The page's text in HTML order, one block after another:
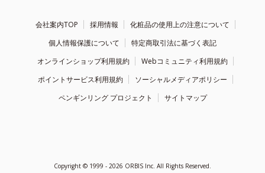
会社案内TOP 採用情報
化粧品の使用上の注意について
個人情報保護について
特定商取引法に基づく表記
オンラインショップ利用規約
Webコミュニティ利用規約
ポイントサービス利用規約
ソーシャルメディアポリシー
ペンギンリング プロジェクト
サイトマップ
Copyright © 1999 - 2026 ORBIS Inc. All Rights Reserved.